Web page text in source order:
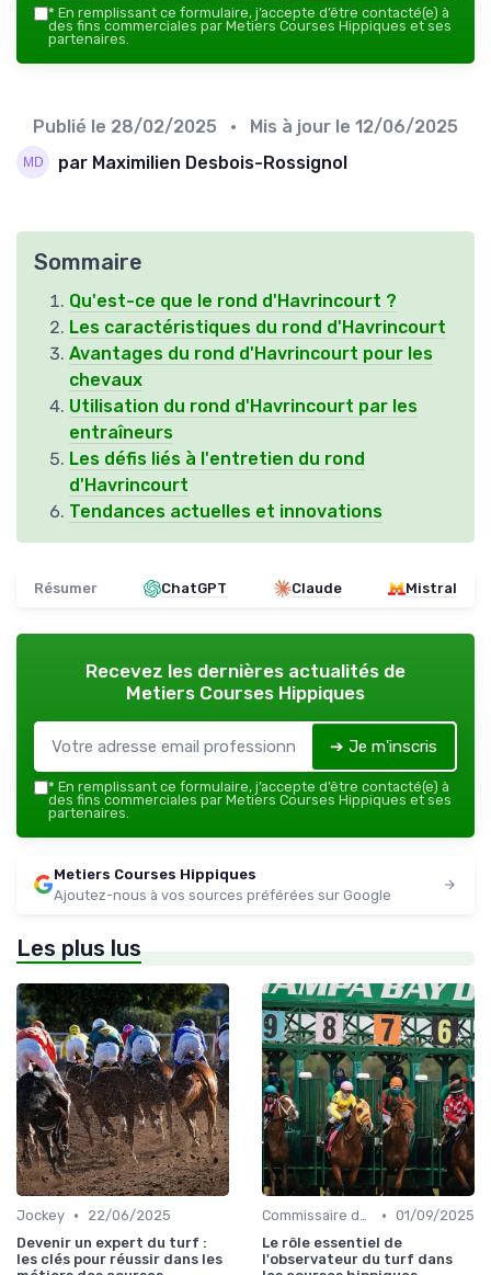
* En remplissant ce formulaire, j’accepte d’être contacté(e) à
des fins commerciales par Metiers Courses Hippiques et ses
partenaires.
Publié le 28/02/2025 • Mis à jour le 12/06/2025
par Maximilien Desbois-Rossignol
Sommaire
Qu'est-ce que le rond d'Havrincourt ?
Les caractéristiques du rond d'Havrincourt
Avantages du rond d'Havrincourt pour les
chevaux
Utilisation du rond d'Havrincourt par les
entraîneurs
Les défis liés à l'entretien du rond
d'Havrincourt
Tendances actuelles et innovations
Résumer ChatGPT Claude Mistral
Recevez les dernières actualités de
Metiers Courses Hippiques
➔ Je m'inscris
* En remplissant ce formulaire, j’accepte d’être contacté(e) à
des fins commerciales par Metiers Courses Hippiques et ses
partenaires.
Metiers Courses Hippiques
Ajoutez-nous à vos sources préférées sur Google
Les plus lus
Jockey •
22/06/2025
Devenir un expert du turf :
les clés pour réussir dans les
Commissaire de course • 01/09/2025
Le rôle essentiel de
l'observateur du turf dans